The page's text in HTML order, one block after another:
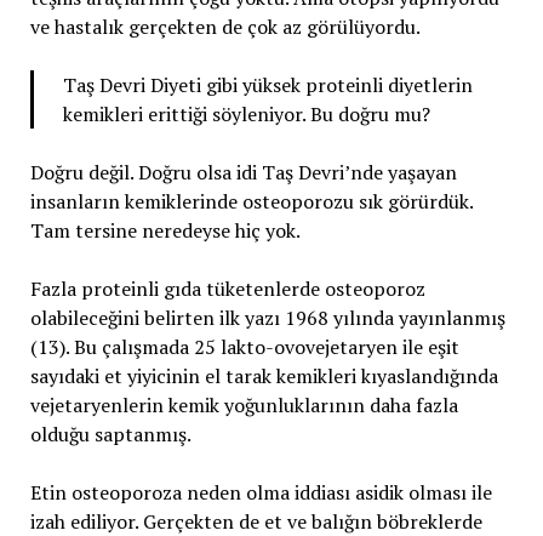
ve hastalık gerçekten de çok az görülüyordu.
Taş Devri Diyeti gibi yüksek proteinli diyetlerin
kemikleri erittiği söyleniyor. Bu doğru mu?
Doğru değil. Doğru olsa idi Taş Devri’nde yaşayan
insanların kemiklerinde osteoporozu sık görürdük.
Tam tersine neredeyse hiç yok.
Fazla proteinli gıda tüketenlerde osteoporoz
olabileceğini belirten ilk yazı 1968 yılında yayınlanmış
(13). Bu çalışmada 25 lakto-ovovejetaryen ile eşit
sayıdaki et yiyicinin el tarak kemikleri kıyaslandığında
vejetaryenlerin kemik yoğunluklarının daha fazla
olduğu saptanmış.
Etin osteoporoza neden olma iddiası asidik olması ile
izah ediliyor. Gerçekten de et ve balığın böbreklerde